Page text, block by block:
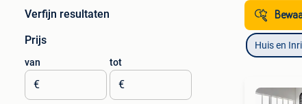
Verfijn resultaten
Prijs
van
€
tot
€
Huis en